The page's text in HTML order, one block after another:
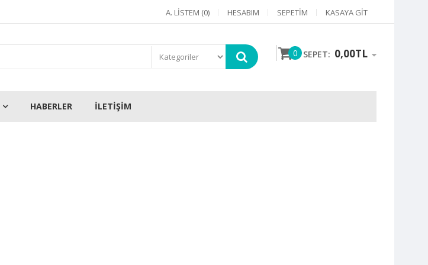
A. LISTEM (0) HESABIM SEPETIM KASAYA GIT
0 SEPET: 0,00TL
HABERLER İLETİŞİM